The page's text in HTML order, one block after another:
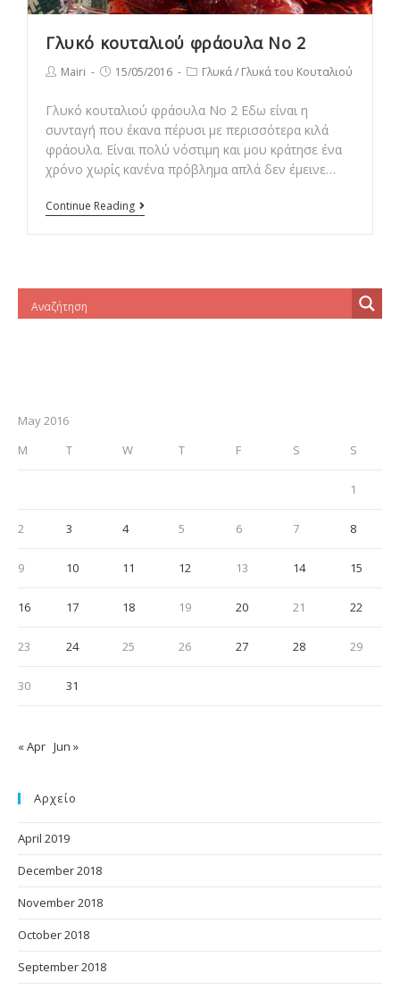
Γλυκό κουταλιού φράουλα Νο 2
PostMairi
Post15/05/2016
PostΓλυκά/ Γλυκά του Κουταλιού
Γλυκό κουταλιού φράουλα Νο 2 Εδω είναι η
συνταγή που έκανα πέρυσι με περισσότερα κιλά
φράουλα. Είναι πολύ νόστιμη και μου κράτησε ένα
χρόνο χωρίς κανένα πρόβλημα απλά δεν έμεινε…
Continue Reading Γλυκό
2
May 2016
M
T W T F S S
1
2 3 4 5 6 7 8
9 10 11 12 13 14 15
16 17 18 19 20 21 22
23 24 25 26 27 28 29
30 31
« Apr Jun »
Αρχείο
April 2019
December 2018
November 2018
October 2018
September 2018